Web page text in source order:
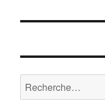
Recherche
pour :